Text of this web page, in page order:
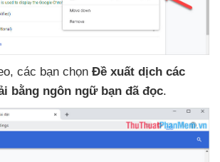
, các bạn chọn Đề xuất dịch các
bằng ngôn ngữ bạn đã đọc.